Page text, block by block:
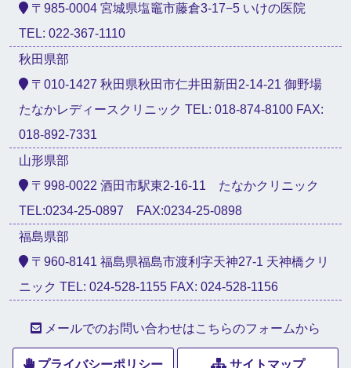
〒985-0004 宮城県塩竈市藤倉3-17−5 いけの医院
TEL: 022-367-1110
秋田県部
〒010-1427 秋田県秋田市仁井田新田2-14-21 御野場
たなかレディースクリニック TEL: 018-874-8100 FAX:
018-892-7331
山形県部
〒998-0022 酒田市駅東2-16-11 たなかクリニック
TEL:0234-25-0897 FAX:0234-25-0898
福島県部
〒960-8141 福島県福島市渡利字天神27-1 天神橋クリ
ニック TEL: 024-528-1155 FAX: 024-528-1156
メールでのお問い合わせはこちらのフォームから
プライバシーポリシー サイトマップ